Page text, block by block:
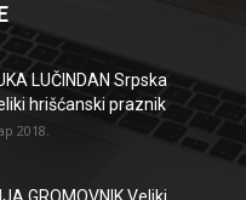
LUČINDAN Srpska
hrišćanski praznik
2018.